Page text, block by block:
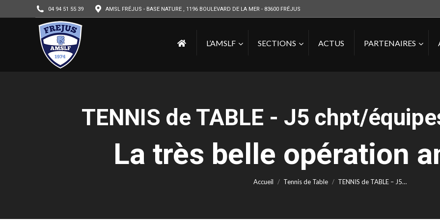
04 94 51 55 39 AMSL FRÉJUS - BASE NATURE , 1196 BOULEVARD DE LA MER - 83600 FRÉJUS
L’AMSLF SECTIONS ACTUS PARTENAIRES
TENNIS de TABLE - J5 chpt/
La très belle opération
Vous êtes ici :
Accueil Tennis de Table TENNIS de TABLE – J5…